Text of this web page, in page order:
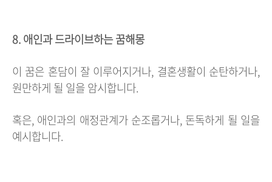
8. 애인과 드라이브하는 꿈해몽
이 꿈은 혼담이 잘 이루어지거나, 결혼생활이 순탄하거나,
원만하게 될 일을 암시합니다.
혹은, 애인과의 애정관계가 순조롭거나, 돈독하게 될 일을
예시합니다.